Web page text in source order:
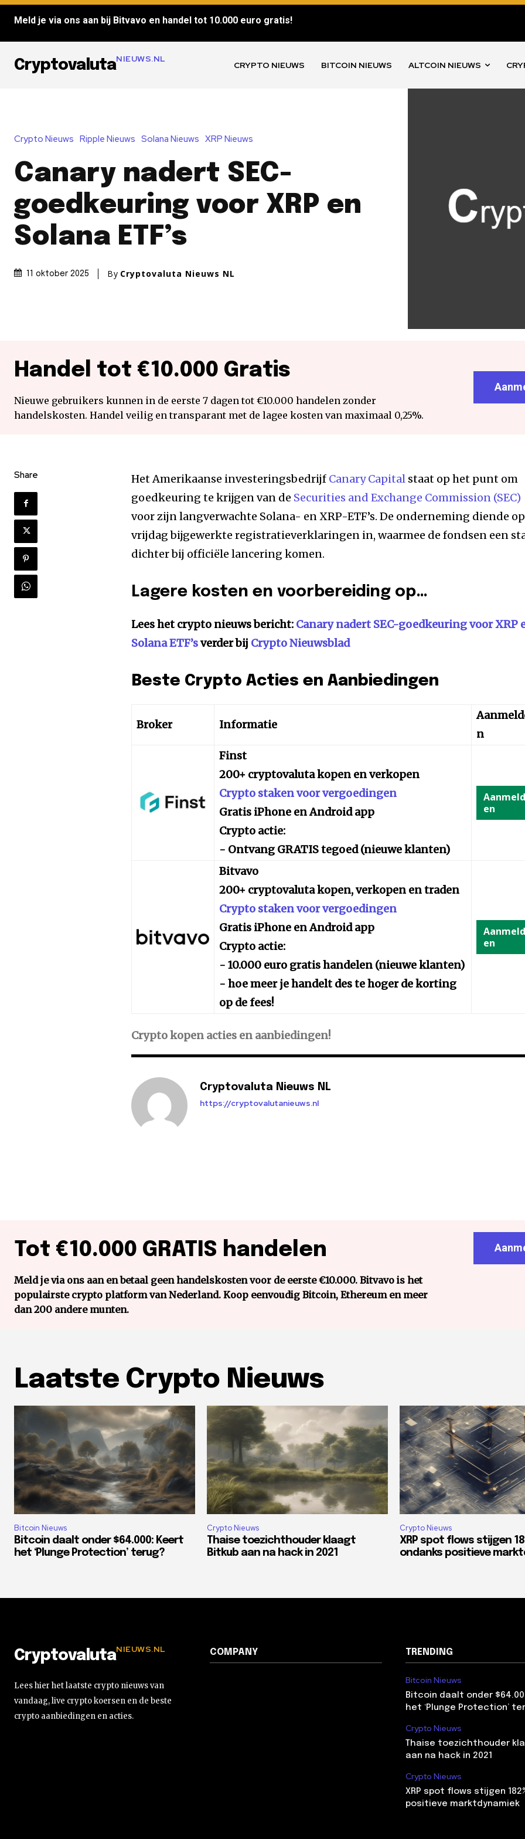
Meld je via ons aan bij Bitvavo en handel tot 10.000 euro gratis!
CryptovalutaNIEUWS.NL
CRYPTO NIEUWS BITCOIN NIEUWS ALTCOIN NIEUWS
Crypto Nieuws Ripple Nieuws Solana Nieuws XRP Nieuws
Canary nadert SEC-
goedkeuring voor XRP en
Solana ETF’s
11 oktober 2025 By Cryptovaluta Nieuws NL
Handel tot €10.000 Gratis
Nieuwe gebruikers kunnen in de eerste 7 dagen tot €10.000 handelen zonder
handelskosten. Handel veilig en transparant met de lagee kosten van maximaal 0,25%.
Share Het Amerikaanse investeringsbedrijf Canary Capital staat op het punt om
goedkeuring te krijgen van de Securities and Exchange Commission (SEC)
voor zijn langverwachte Solana- en XRP-ETF’s. De onderneming diende op
vrijdag bijgewerkte registratieverklaringen in, waarmee de fondsen een
dichter bij officiële lancering komen.
Lagere kosten en voorbereiding op…
Lees het crypto nieuws bericht: Canary nadert SEC-goedkeuring voor XRP
Solana ETF’sverder bij Crypto Nieuwsblad
Beste Crypto Acties en Aanbiedingen
Broker Informatie
n
Finst
200+ cryptovaluta kopen en verkopen
Crypto staken voor vergoedingen
Gratis iPhone en Android app
Crypto actie:
- Ontvang GRATIS tegoed (nieuwe klanten)
en
Bitvavo
200+ cryptovaluta kopen, verkopen en traden
Crypto staken voor vergoedingen
Gratis iPhone en Android app
Crypto actie:
- 10.000 euro gratis handelen (nieuwe klanten)
- hoe meer je handelt des te hoger de korting
op de fees!
en
Crypto kopen acties en aanbiedingen!
Cryptovaluta Nieuws NL
https://cryptovalutanieuws.nl
Tot €10.000 GRATIS handelen
Meld je via ons aan en betaal geen handelskosten voor de eerste €10.000. Bitvavo is het
populairste crypto platform van Nederland. Koop eenvoudig Bitcoin, Ethereum en meer
dan 200 andere munten.
Laatste Crypto Nieuws
Bitcoin Nieuws
Bitcoin daalt onder $64.000: Keert
het ‘Plunge Protection’ terug?
Crypto Nieuws
Thaise toezichthouder klaagt
Bitkub aan na hack in 2021
Crypto Nieuws
XRP spot flows stijgen
ondanks positieve
CryptovalutaNIEUWS.NL
Lees hier het laatste crypto nieuws van
vandaag, live crypto koersen en de beste
crypto aanbiedingen en acties.
COMPANY TRENDING
Bitcoin Nieuws
Bitcoin daalt onder
het ‘Plunge Protection’
Crypto Nieuws
Thaise toezichthouder
aan na hack in 2021
Crypto Nieuws
XRP spot flows stijgen
positieve marktdynamiek